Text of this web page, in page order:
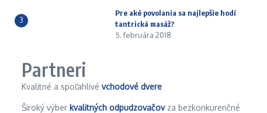
3
Pre aké povolania sa najlepšie hodí
tantrická masáž?
5. februára 2018
Partneri
Kvalitné a spoľahlivé vchodové dvere
Široký výber kvalitných odpudzovačovza bezkonkurenčné